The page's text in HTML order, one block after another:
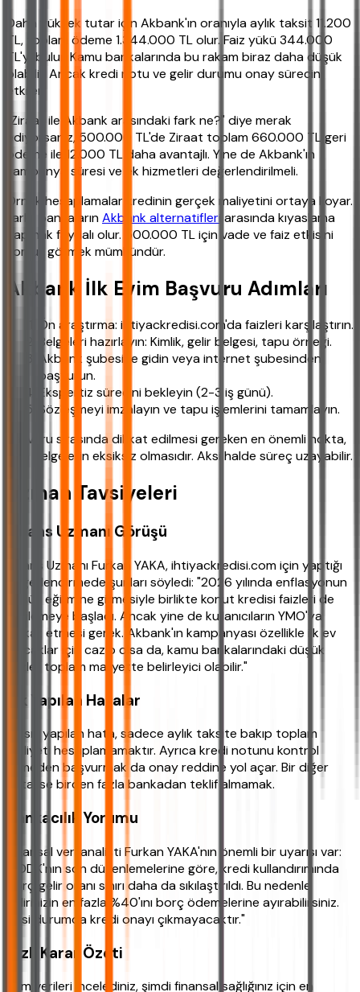
Daha yüksek tutar için Akbank'ın oranıyla aylık taksit 11.200
TL, toplam ödeme 1.344.000 TL olur. Faiz yükü 344.000
TL'yi bulur. Kamu bankalarında bu rakam biraz daha düşük
olabilir. Ancak kredi notu ve gelir durumu onay sürecini
etkiler.
"Ziraat ile Akbank arasındaki fark ne?" diye merak
ediyorsanız, 500.000 TL'de Ziraat toplam 660.000 TL geri
ödeme ile 12.000 TL daha avantajlı. Yine de Akbank'ın
kampanya süresi ve ek hizmetleri değerlendirilmeli.
Örnek hesaplamalar kredinin gerçek maliyetini ortaya koyar.
Farklı bankalarınAkbank alternatifleri arasında kıyaslama
yapmak faydalı olur. 500.000 TL için vade ve faiz etkisini
somut görmek mümkündür.
Akbank İlk Evim Başvuru Adımları
Ön araştırma: ihtiyackredisi.com'da faizleri karşılaştırın.
Belgeleri hazırlayın: Kimlik, gelir belgesi, tapu örneği.
Akbank şubesine gidin veya internet şubesinden
başvurun.
Ekspertiz sürecini bekleyin (2-3 iş günü).
Sözleşmeyi imzalayın ve tapu işlemlerini tamamlayın.
Başvuru sırasında dikkat edilmesi gereken en önemli nokta,
tüm belgelerin eksiksiz olmasıdır. Aksi halde süreç uzayabilir.
Uzman Tavsiyeleri
Finans Uzmanı Görüşü
Finans Uzmanı Furkan YAKA, ihtiyackredisi.com için yaptığı
değerlendirmede şunları söyledi: "2026 yılında enflasyonun
düşüş eğilimine girmesiyle birlikte konut kredisi faizleri de
gerilemeye başladı. Ancak yine de kullanıcıların YMO'ya
dikkat etmesi gerek. Akbank'ın kampanyası özellikle ilk ev
alacaklar için cazip olsa da, kamu bankalarındaki düşük
faizler toplam maliyette belirleyici olabilir."
Sık Yapılan Hatalar
En sık yapılan hata, sadece aylık taksite bakıp toplam
maliyeti hesaplamamaktır. Ayrıca kredi notunu kontrol
etmeden başvurmak da onay reddine yol açar. Bir diğer
hata ise birden fazla bankadan teklif almamak.
Bankacılık Yorumu
Finansal veri analisti Furkan YAKA'nın önemli bir uyarısı var:
"BDDK'nın son düzenlemelerine göre, kredi kullandırımında
borç/gelir oranı sınırı daha da sıkılaştırıldı. Bu nedenle
gelirinizin en fazla %40'ını borç ödemelerine ayırabilirsiniz.
Aksi durumda kredi onayı çıkmayacaktır."
Hızlı Karar Özeti
Tüm verileri incelediniz, şimdi finansal sağlığınız için en